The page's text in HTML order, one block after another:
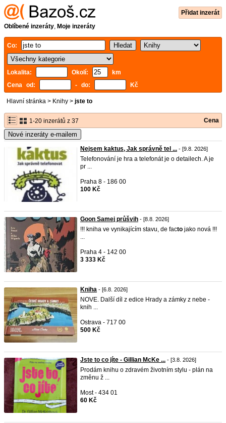
Přidat inzerát
Oblíbené inzeráty, Moje inzeráty
Co:
Lokalita: Okolí:
km
Cena od:
- do: Kč
Hlavní stránka > Knihy > jste to
1-20 inzerátů z 37 Cena
Nové inzeráty e-mailem
Nejsem kaktus, Jak správně tel ... - [9.8. 2026]
Telefonování je hra a telefonát je o detailech. A je
pr ...
Praha 8 - 186 00
100 Kč
Goon Samej průšvih - [8.8. 2026]
!!! kniha ve vynikajícím stavu, de facto jako nová !!!
...
Praha 4 - 142 00
3 333 Kč
Kniha - [6.8. 2026]
NOVE. Další díl z edice Hrady a zámky z nebe -
knih ...
Ostrava - 717 00
500 Kč
Jste to co jíte - Gillian McKe ... - [3.8. 2026]
Prodám knihu o zdravém životním stylu - plán na
změnu ž ...
Most - 434 01
60 Kč